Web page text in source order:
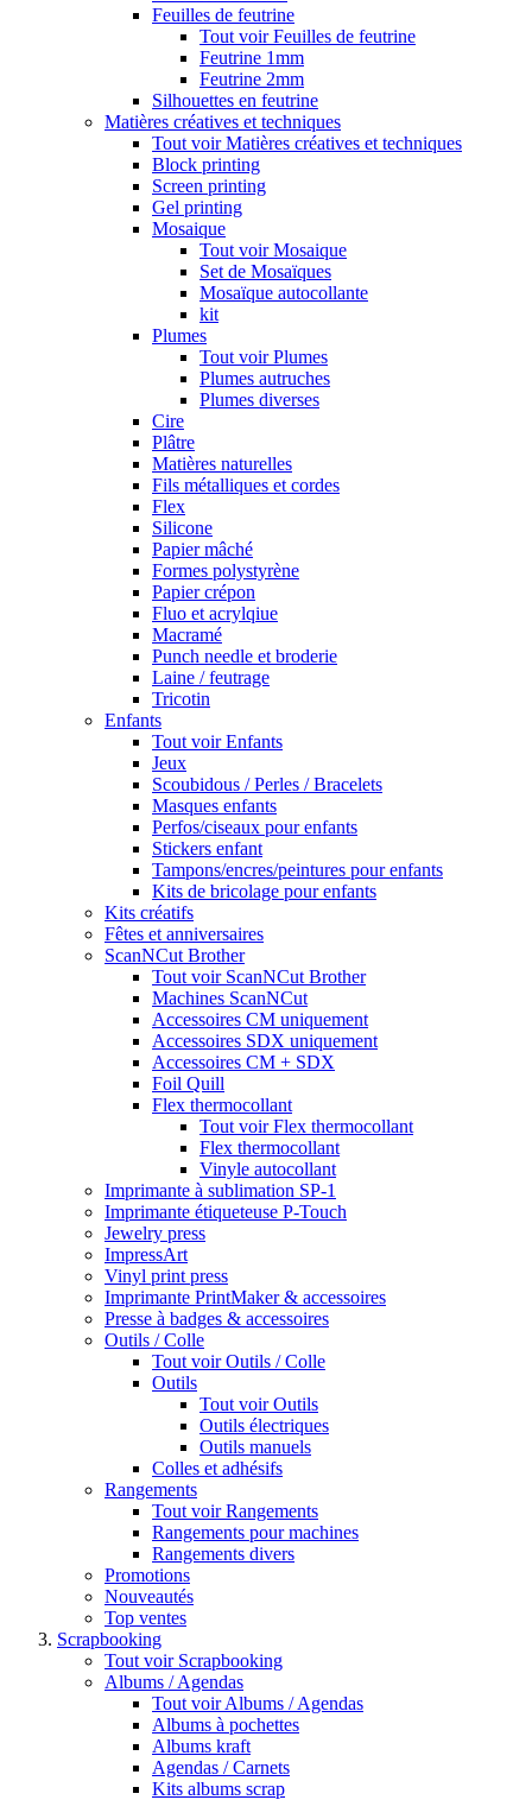
Feuilles de feutrine
Tout voir Feuilles de feutrine
Feutrine 1mm
Feutrine 2mm
Silhouettes en feutrine
Matières créatives et techniques
Tout voir Matières créatives et techniques
Block printing
Screen printing
Gel printing
Mosaique
Tout voir Mosaique
Set de Mosaïques
Mosaïque autocollante
kit
Plumes
Tout voir Plumes
Plumes autruches
Plumes diverses
Cire
Plâtre
Matières naturelles
Fils métalliques et cordes
Flex
Silicone
Papier mâché
Formes polystyrène
Papier crépon
Fluo et acrylqiue
Macramé
Punch needle et broderie
Laine / feutrage
Tricotin
Enfants
Tout voir Enfants
Jeux
Scoubidous / Perles / Bracelets
Masques enfants
Perfos/ciseaux pour enfants
Stickers enfant
Tampons/encres/peintures pour enfants
Kits de bricolage pour enfants
Kits créatifs
Fêtes et anniversaires
ScanNCut Brother
Tout voir ScanNCut Brother
Machines ScanNCut
Accessoires CM uniquement
Accessoires SDX uniquement
Accessoires CM + SDX
Foil Quill
Flex thermocollant
Tout voir Flex thermocollant
Flex thermocollant
Vinyle autocollant
Imprimante à sublimation SP-1
Imprimante étiqueteuse P-Touch
Jewelry press
ImpressArt
Vinyl print press
Imprimante PrintMaker & accessoires
Presse à badges & accessoires
Outils / Colle
Tout voir Outils / Colle
Outils
Tout voir Outils
Outils électriques
Outils manuels
Colles et adhésifs
Rangements
Tout voir Rangements
Rangements pour machines
Rangements divers
Promotions
Nouveautés
Top ventes
Scrapbooking
Tout voir Scrapbooking
Albums / Agendas
Tout voir Albums / Agendas
Albums à pochettes
Albums kraft
Agendas / Carnets
Kits albums scrap